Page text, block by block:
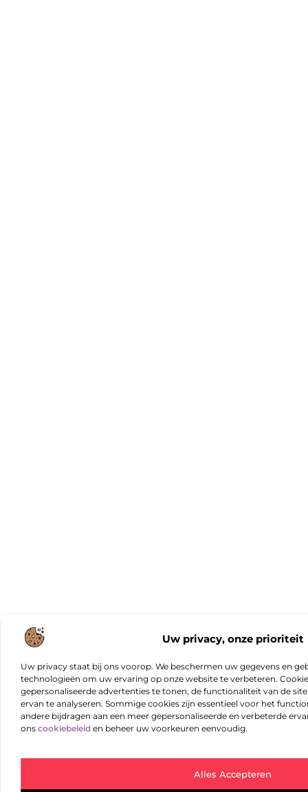
Uw privacy, onze prioriteit
Uw privacy staat bij ons voorop. We beschermen uw gegevens en
technologieën om uw ervaring op onze website te verbeteren.
gepersonaliseerde advertenties te tonen, de functionaliteit van de
ervan te analyseren. Sommige cookies zijn essentieel voor het
andere bijdragen aan een meer gepersonaliseerde en verbeterde
ons cookiebeleid en beheer uw voorkeuren eenvoudig.
Alles Accepteren